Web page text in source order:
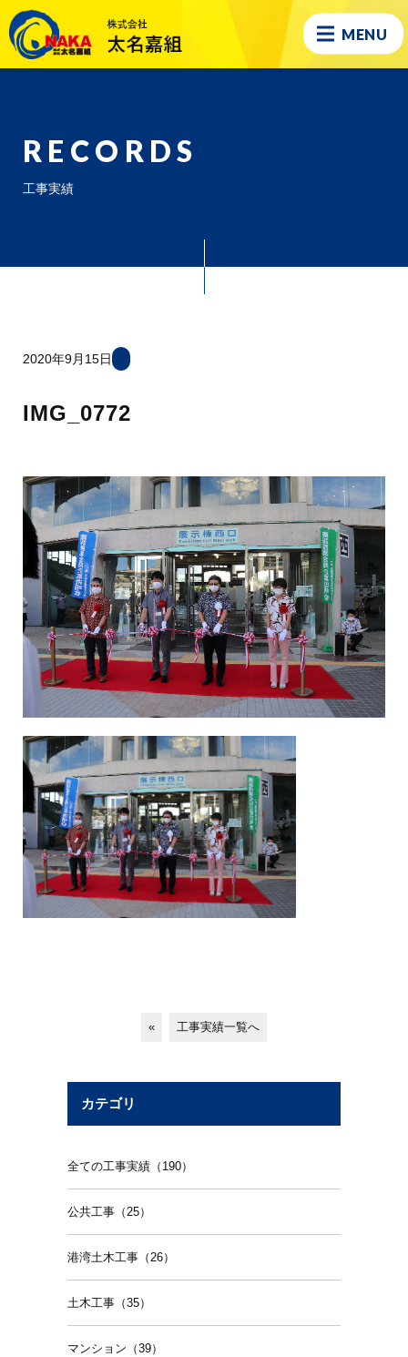
MENU
RECORDS
工事実績
2020年9月15日
IMG_0772
« 工事実績一覧へ
カテゴリ
全ての工事実績（190）
公共工事（25）
港湾土木工事（26）
土木工事（35）
マンション（39）